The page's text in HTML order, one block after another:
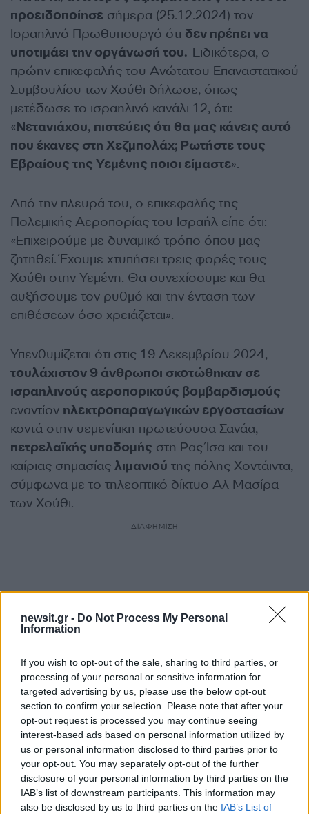
newsit.gr - Do Not Process My Personal
Information
If you wish to opt-out of the sale, sharing to third parties, or
processing of your personal or sensitive information for
targeted advertising by us, please use the below opt-out
section to confirm your selection. Please note that after your
opt-out request is processed you may continue seeing
interest-based ads based on personal information utilized by
us or personal information disclosed to third parties prior to
your opt-out. You may separately opt-out of the further
disclosure of your personal information by third parties on the
IAB’s list of downstream participants. This information may
also be disclosed by us to third parties on the IAB’s List of
προειδοποίησε σήμερα (25.12.2024) τον
Ισραηλινό Πρωθυπουργό ότι δεν πρέπει να
υποτιμάει την οργάνωσή του. Ειδικότερα, ο
πρώην επικεφαλής του Ανώτατου Επαναστατικού
Συμβουλίου των Χούθι δήλωσε, όπως
μετέδωσε το ισραηλινό κανάλι 12, ότι:
«Νετανιάχου, πιστεύεις ότι θα μας κάνεις αυτό
που έκανες στη Χεζμπολάχ; Ρωτήστε τους
Εβραίους της Υεμένης ποιοι είμαστε».
Από την πλευρά του, ο επικεφαλής της
Πολεμικής Αεροπορίας του Ισραήλ είπε ότι:
«Επιχειρούμε με δυναμικό τρόπο όπου μας
ζητηθεί. Έχουμε χτυπήσει τρεις φορές τους
Χούθι στην Υεμένη. Θα συνεχίσουμε και θα
αυξήσουμε τον ρυθμό και την ένταση των
επιθέσεων όσο χρειάζεται».
Υπενθυμίζεται ότι στις 19 Δεκεμβρίου 2024,
τουλάχιστον 9 άνθρωποι σκοτώθηκαν σε
ισραηλινούς αεροπορικούς βομβαρδισμούς
εναντίον ηλεκτροπαραγωγικών εργοστασίων
κοντά στην υεμενίτικη πρωτεύουσα Σανάα,
πετρελαϊκής υποδομής στη Ρας Ίσα και του
καίριας σημασίας λιμανιού της πόλης Χοντάιντα,
σύμφωνα με το τηλεοπτικό δίκτυο Αλ Μασίρα
των Χούθι.
ΔΙΑΦΗΜΙΣΗ
Αν τα χάσατε